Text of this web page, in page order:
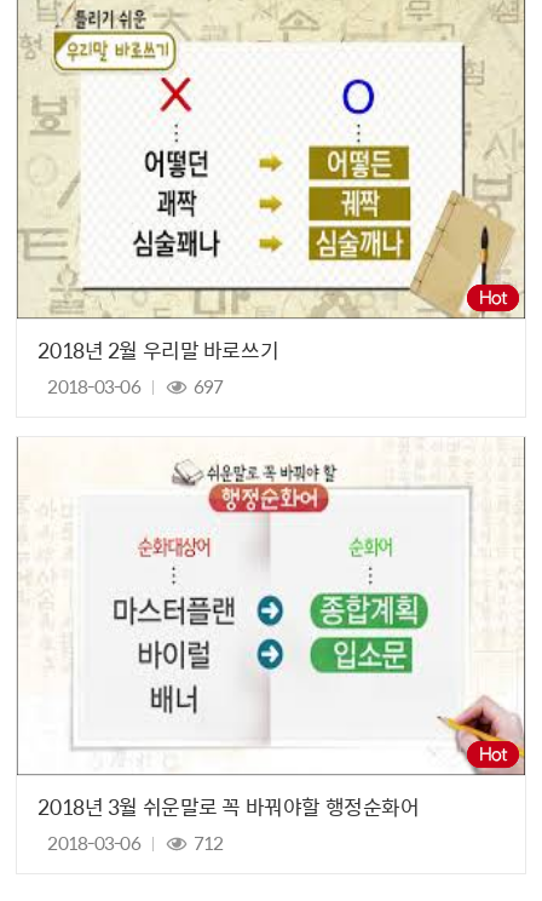
2018년 2월 우리말 바로쓰기
2018-03-06 697
2018년 3월 쉬운말로 꼭 바꿔야할 행정순화어
2018-03-06 712